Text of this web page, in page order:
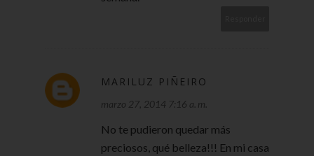
MARILUZ PIÑEIRO
marzo 27, 2014 7:16 a. m.
No te pudieron quedar más
preciosos, qué belleza!!! En mi casa